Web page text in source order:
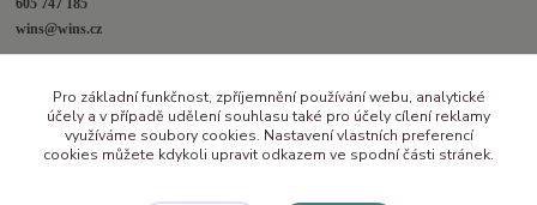
605 747 185
wins@wins.cz
Šenov u N. Jičína
Pro základní funkčnost, zpříjemnění používání webu, analytické
účely a v případě udělení souhlasu také pro účely cílení reklamy
využíváme soubory cookies. Nastavení vlastních preferencí
cookies můžete kdykoli upravit odkazem ve spodní části stránek.